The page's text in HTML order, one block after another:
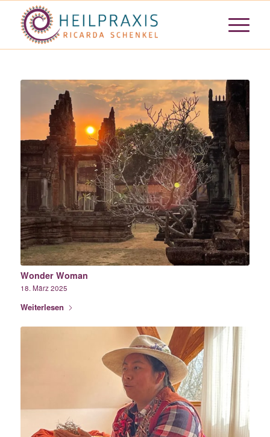
Wonder Woman
18. März 2025
Weiterlesen